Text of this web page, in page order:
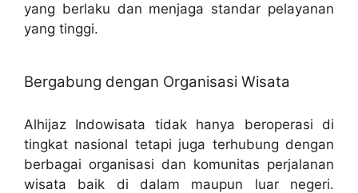
yang berlaku dan menjaga standar pelayanan
yang tinggi.
Bergabung dengan Organisasi Wisata
Alhijaz Indowisata tidak hanya beroperasi di
tingkat nasional tetapi juga terhubung dengan
berbagai organisasi dan komunitas perjalanan
wisata baik di dalam maupun luar negeri.